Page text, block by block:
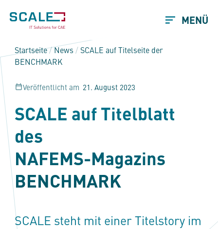
MENÜ
Startseite/News / SCALE auf Titelseite der
BENCHMARK
Veröffentlicht am 21. August 2023
SCALE auf Titelblatt
des
NAFEMS-Magazins
BENCHMARK
SCALE steht mit einer Titelstory im